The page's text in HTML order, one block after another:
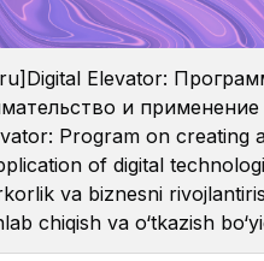
Elevator:
и
Program on creating
of digital
va biznesni
chiqish va o‘tkazish